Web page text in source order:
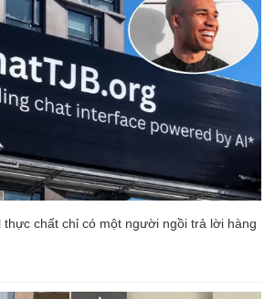
thực chất chỉ có một người ngồi trả lời hàng